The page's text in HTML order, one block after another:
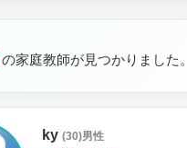
の家庭教師が見つかりました。
ky (30)男性